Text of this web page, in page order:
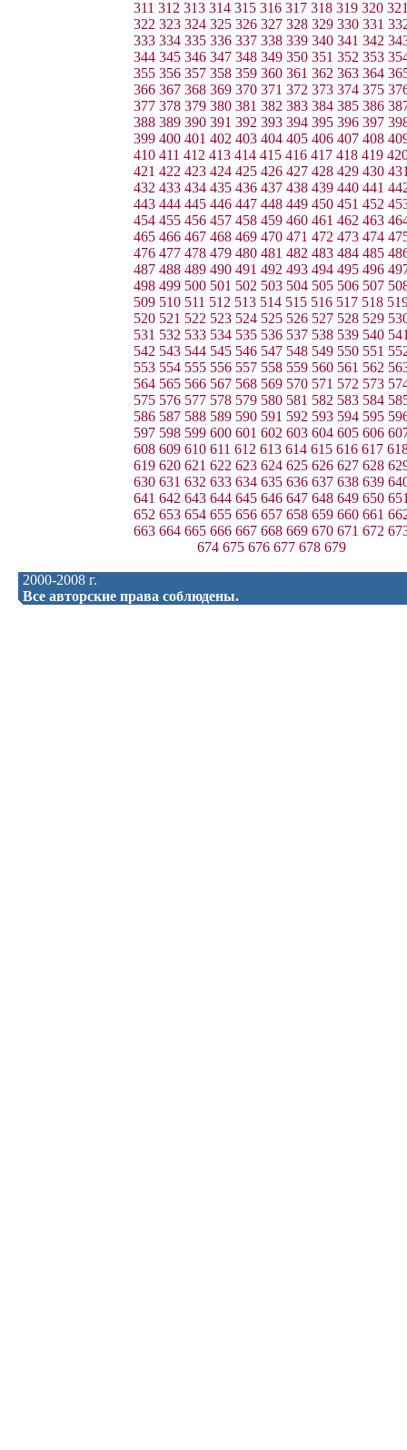
311 312 313 314 315 316 317 318 319 320
322 323 324 325 326 327 328 329 330 331
333 334 335 336 337 338 339 340 341 342
344 345 346 347 348 349 350 351 352 353
355 356 357 358 359 360 361 362 363 364
366 367 368 369 370 371 372 373 374 375
377 378 379 380 381 382 383 384 385 386
388 389 390 391 392 393 394 395 396 397
399 400 401 402 403 404 405 406 407 408
410 411 412 413 414 415 416 417 418 419
421 422 423 424 425 426 427 428 429 430
432 433 434 435 436 437 438 439 440 441
443 444 445 446 447 448 449 450 451 452
454 455 456 457 458 459 460 461 462 463
465 466 467 468 469 470 471 472 473 474
476 477 478 479 480 481 482 483 484 485
487 488 489 490 491 492 493 494 495 496
498 499 500 501 502 503 504 505 506 507
509 510 511 512 513 514 515 516 517 518
520 521 522 523 524 525 526 527 528 529
531 532 533 534 535 536 537 538 539 540
542 543 544 545 546 547 548 549 550 551
553 554 555 556 557 558 559 560 561 562
564 565 566 567 568 569 570 571 572 573
575 576 577 578 579 580 581 582 583 584
586 587 588 589 590 591 592 593 594 595
597 598 599 600 601 602 603 604 605 606
608 609 610 611 612 613 614 615 616 617
619 620 621 622 623 624 625 626 627 628
630 631 632 633 634 635 636 637 638 639
641 642 643 644 645 646 647 648 649 650
652 653 654 655 656 657 658 659 660 661
663 664 665 666 667 668 669 670 671 672
674 675 676 677 678 679
2000-2008 г.
Все авторские права соблюдены.